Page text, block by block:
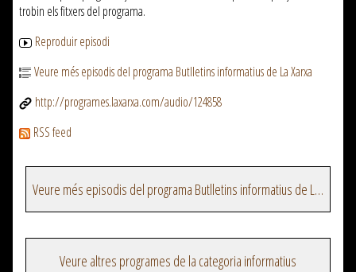
trobin els fitxers del programa.
Reproduir episodi
Veure més episodis del programa Butlletins informatius de La Xarxa
http://programes.laxarxa.com/audio/124858
RSS feed
Veure més episodis del programa Butlletins informatius de La Xarxa
Veure altres programes de la categoria informatius